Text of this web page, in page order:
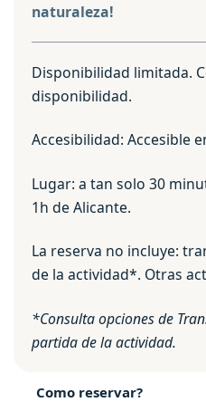
naturaleza!
Disponibilidad limitada.
disponibilidad.
Accesibilidad: Accesible
Lugar: a tan solo 30
1h de Alicante.
La reserva no incluye:
de la actividad*. Otras
*Consulta opciones de
partida de la actividad.
Como reservar?